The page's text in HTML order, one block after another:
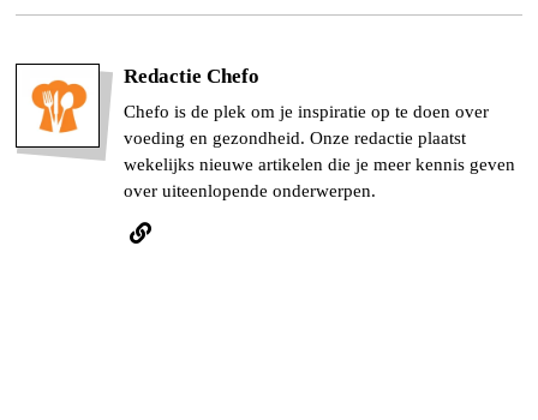
Redactie Chefo
Chefo is de plek om je inspiratie op te doen over
voeding en gezondheid. Onze redactie plaatst
wekelijks nieuwe artikelen die je meer kennis geven
over uiteenlopende onderwerpen.